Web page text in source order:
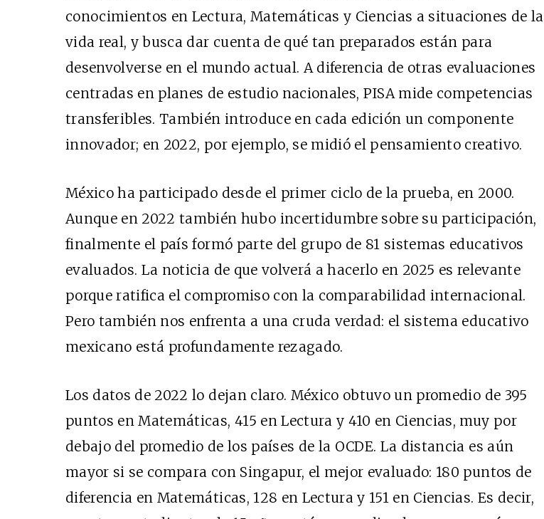
conocimientos en Lectura, Matemáticas y Ciencias a situaciones de la
vida real, y busca dar cuenta de qué tan preparados están para
desenvolverse en el mundo actual. A diferencia de otras evaluaciones
centradas en planes de estudio nacionales, PISA mide competencias
transferibles. También introduce en cada edición un componente
innovador; en 2022, por ejemplo, se midió el pensamiento creativo.
México ha participado desde el primer ciclo de la prueba, en 2000.
Aunque en 2022 también hubo incertidumbre sobre su participación,
finalmente el país formó parte del grupo de 81 sistemas educativos
evaluados. La noticia de que volverá a hacerlo en 2025 es relevante
porque ratifica el compromiso con la comparabilidad internacional.
Pero también nos enfrenta a una cruda verdad: el sistema educativo
mexicano está profundamente rezagado.
Los datos de 2022 lo dejan claro. México obtuvo un promedio de 395
puntos en Matemáticas, 415 en Lectura y 410 en Ciencias, muy por
debajo del promedio de los países de la OCDE. La distancia es aún
mayor si se compara con Singapur, el mejor evaluado: 180 puntos de
diferencia en Matemáticas, 128 en Lectura y 151 en Ciencias. Es decir,